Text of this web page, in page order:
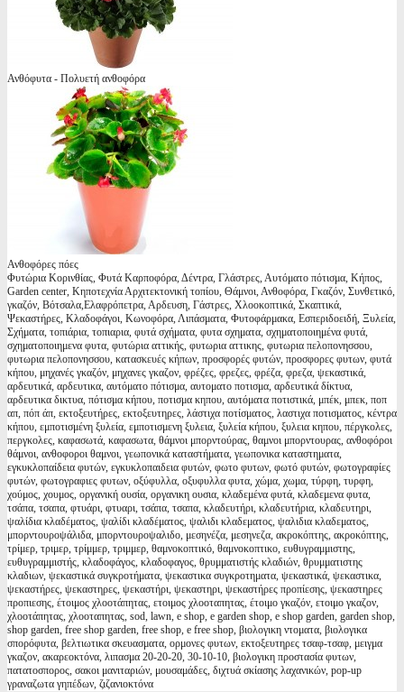
Ανθόφυτα - Πολυετή ανθοφόρα
Ανθοφόρες πόες
Φυτώρια Κορινθίας, Φυτά Καρποφόρα, Δέντρα, Γλάστρες, Αυτόματο πότισμα, Κήπος,
Garden center, Κηποτεχνία Αρχιτεκτονική τοπίου, Θάμνοι, Ανθοφόρα, Γκαζόν, Συνθετικό,
γκαζόν, Βότσαλα,Ελαφρόπετρα, Αρδευση, Γάστρες, Χλοοκοπτικά, Σκαπτικά,
Ψεκαστήρες, Κλαδοφάγοι, Κωνοφόρα, Λιπάσματα, Φυτοφάρμακα, Εσπεριδοειδή, Ξυλεία,
Σχήματα, τοπιάρια, τοπιαρια, φυτά σχήματα, φυτα σχηματα, σχηματοποιημένα φυτά,
σχηματοποιημενα φυτα, φυτώρια αττικής, φυτωρια αττικης, φυτωρια πελοπονησσου,
φυτωρια πελοπονησσου, κατασκευές κήπων, προσφορές φυτών, προσφορες φυτων, φυτά
κήπου, μηχανές γκαζόν, μηχανες γκαζον, φρέζες, φρεζες, φρέζα, φρεζα, ψεκαστικά,
αρδευτικά, αρδευτικα, αυτόματο πότισμα, αυτοματο ποτισμα, αρδευτικά δίκτυα,
αρδευτικα δικτυα, πότισμα κήπου, ποτισμα κηπου, αυτόματα ποτιστικά, μπέκ, μπεκ, ποπ
απ, πόπ άπ, εκτοξευτήρες, εκτοξευτηρες, λάστιχα ποτίσματος, λαστιχα ποτισματος, κέντρα
κήπου, εμποτισμένη ξυλεία, εμποτισμενη ξυλεια, ξυλεία κήπου, ξυλεια κηπου, πέργκολες,
περγκολες, καφασωτά, καφασωτα, θάμνοι μπορντούρας, θαμνοι μπορντουρας, ανθοφόροι
θάμνοι, ανθοφοροι θαμνοι, γεωπονικά καταστήματα, γεωπονικα καταστηματα,
εγκυκλοπαίδεια φυτών, εγκυκλοπαιδεια φυτών, φωτο φυτων, φωτό φυτών, φωτογραφίες
φυτών, φωτογραφιες φυτων, οξύφυλλα, οξυφυλλα φυτα, χώμα, χωμα, τύρφη, τυρφη,
χούμος, χουμος, οργανική ουσία, οργανικη ουσια, κλαδεμένα φυτά, κλαδεμενα φυτα,
τσάπα, τσαπα, φτυάρι, φτυαρι, τσάπα, τσαπα, κλαδευτήρι, κλαδευτήρια, κλαδευτηρι,
ψαλίδια κλαδέματος, ψαλίδι κλαδέματος, ψαλιδι κλαδεματος, ψαλιδια κλαδεματος,
μπορντουροψάλιδα, μπορντουροψαλιδο, μεσηνέζα, μεσηνεζα, ακροκόπτης, ακροκόπτης,
τρίμερ, τριμερ, τρίμμερ, τριμμερ, θαμνοκοπτικό, θαμνοκοπτικο, ευθυγραμμιστης,
ευθυγραμμιστής, κλαδοφάγος, κλαδοφαγος, θρυμματιστής κλαδιών, θρυμματιστης
κλαδιων, ψεκαστικά συγκροτήματα, ψεκαστικα συγκροτηματα, ψεκαστικά, ψεκαστικα,
ψεκαστήρες, ψεκαστηρες, ψεκαστήρι, ψεκαστηρι, ψεκαστήρες προπίεσης, ψεκαστηρες
προπιεσης, έτοιμος χλοοτάπητας, ετοιμος χλοοταπητας, έτοιμο γκαζόν, ετοιμο γκαζον,
χλοοτάπητας, χλοοταπητας, sod, lawn, e shop, e garden shop, e shop garden, garden shop,
shop garden, free shop garden, free shop, e free shop, βιολογικη ντοματα, βιολογικα
σπορόφυτα, βελτιωτικα σκευασματα, ορμονες φυτων, εκτοξευτηρες τσαφ-τσαφ, μειγμα
γκαζον, ακαρεοκτόνα, λιπασμα 20-20-20, 30-10-10, βιολογικη προστασία φυτων,
πατατοσπορος, σακοι μανιταριών, μουσαμάδες, διχτυά σκίασης λαχανικών, pop-up
γραναζωτα γηπέδων, ζιζανιοκτόνα